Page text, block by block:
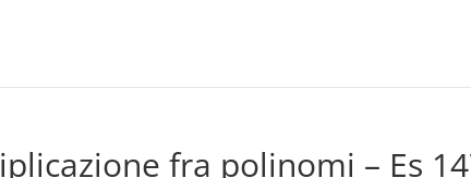
fra polinomi – Es